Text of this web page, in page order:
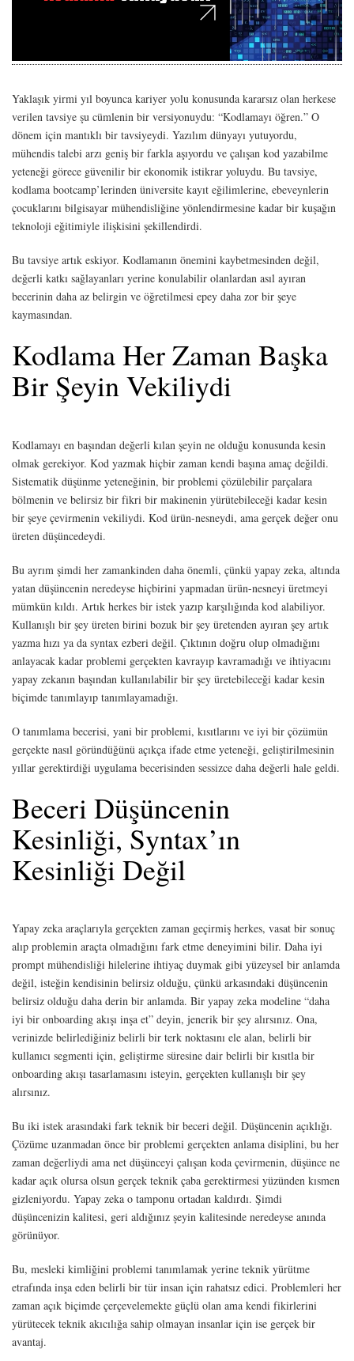
Yaklaşık yirmi yıl boyunca kariyer yolu konusunda kararsız olan herkese
verilen tavsiye şu cümlenin bir versiyonuydu: “Kodlamayı öğren.” O
dönem için mantıklı bir tavsiyeydi. Yazılım dünyayı yutuyordu,
mühendis talebi arzı geniş bir farkla aşıyordu ve çalışan kod yazabilme
yeteneği görece güvenilir bir ekonomik istikrar yoluydu. Bu tavsiye,
kodlama bootcamp’lerinden üniversite kayıt eğilimlerine, ebeveynlerin
çocuklarını bilgisayar mühendisliğine yönlendirmesine kadar bir kuşağın
teknoloji eğitimiyle ilişkisini şekillendirdi.
Bu tavsiye artık eskiyor. Kodlamanın önemini kaybetmesinden değil,
değerli katkı sağlayanları yerine konulabilir olanlardan asıl ayıran
becerinin daha az belirgin ve öğretilmesi epey daha zor bir şeye
kaymasından.
Kodlama Her Zaman Başka
Bir Şeyin Vekiliydi
Kodlamayı en başından değerli kılan şeyin ne olduğu konusunda kesin
olmak gerekiyor. Kod yazmak hiçbir zaman kendi başına amaç değildi.
Sistematik düşünme yeteneğinin, bir problemi çözülebilir parçalara
bölmenin ve belirsiz bir fikri bir makinenin yürütebileceği kadar kesin
bir şeye çevirmenin vekiliydi. Kod ürün-nesneydi, ama gerçek değer onu
üreten düşüncedeydi.
Bu ayrım şimdi her zamankinden daha önemli, çünkü yapay zeka, altında
yatan düşüncenin neredeyse hiçbirini yapmadan ürün-nesneyi üretmeyi
mümkün kıldı. Artık herkes bir istek yazıp karşılığında kod alabiliyor.
Kullanışlı bir şey üreten birini bozuk bir şey üretenden ayıran şey artık
yazma hızı ya da syntax ezberi değil. Çıktının doğru olup olmadığını
anlayacak kadar problemi gerçekten kavrayıp kavramadığı ve ihtiyacını
yapay zekanın başından kullanılabilir bir şey üretebileceği kadar kesin
biçimde tanımlayıp tanımlayamadığı.
O tanımlama becerisi, yani bir problemi, kısıtlarını ve iyi bir çözümün
gerçekte nasıl göründüğünü açıkça ifade etme yeteneği, geliştirilmesinin
yıllar gerektirdiği uygulama becerisinden sessizce daha değerli hale geldi.
Beceri Düşüncenin
Kesinliği, Syntax’ın
Kesinliği Değil
Yapay zeka araçlarıyla gerçekten zaman geçirmiş herkes, vasat bir sonuç
alıp problemin araçta olmadığını fark etme deneyimini bilir. Daha iyi
prompt mühendisliği hilelerine ihtiyaç duymak gibi yüzeysel bir anlamda
değil, isteğin kendisinin belirsiz olduğu, çünkü arkasındaki düşüncenin
belirsiz olduğu daha derin bir anlamda. Bir yapay zeka modeline “daha
iyi bir onboarding akışı inşa et” deyin, jenerik bir şey alırsınız. Ona,
verinizde belirlediğiniz belirli bir terk noktasını ele alan, belirli bir
kullanıcı segmenti için, geliştirme süresine dair belirli bir kısıtla bir
onboarding akışı tasarlamasını isteyin, gerçekten kullanışlı bir şey
alırsınız.
Bu iki istek arasındaki fark teknik bir beceri değil. Düşüncenin açıklığı.
Çözüme uzanmadan önce bir problemi gerçekten anlama disiplini, bu her
zaman değerliydi ama net düşünceyi çalışan koda çevirmenin, düşünce ne
kadar açık olursa olsun gerçek teknik çaba gerektirmesi yüzünden kısmen
gizleniyordu. Yapay zeka o tamponu ortadan kaldırdı. Şimdi
düşüncenizin kalitesi, geri aldığınız şeyin kalitesinde neredeyse anında
görünüyor.
Bu, mesleki kimliğini problemi tanımlamak yerine teknik yürütme
etrafında inşa eden belirli bir tür insan için rahatsız edici. Problemleri her
zaman açık biçimde çerçevelemekte güçlü olan ama kendi fikirlerini
yürütecek teknik akıcılığa sahip olmayan insanlar için ise gerçek bir
avantaj.